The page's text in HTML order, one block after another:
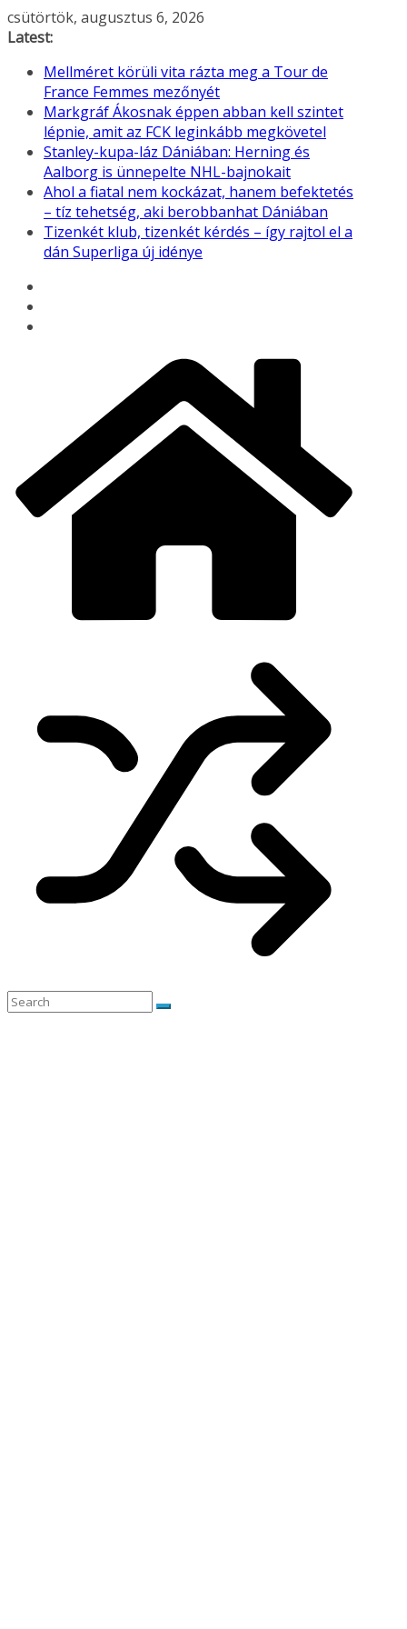
Skip
to
csütörtök, augusztus 6, 2026
Latest:
Mellméret körüli vita rázta meg a Tour de
France Femmes mezőnyét
Markgráf Ákosnak éppen abban kell szintet
lépnie, amit az FCK leginkább megkövetel
Stanley-kupa-láz Dániában: Herning és
Aalborg is ünnepelte NHL-bajnokait
Ahol a fiatal nem kockázat, hanem befektetés
– tíz tehetség, aki berobbanhat Dániában
Tizenkét klub, tizenkét kérdés – így rajtol el a
dán Superliga új idénye